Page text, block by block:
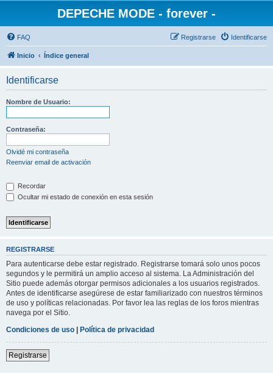
DEPECHE MODE - forever -
FAQ Identificarse
Registrarse
Inicio Índice general
Identificarse
Nombre de Usuario:
Contraseña:
Olvidé mi contraseña
Reenviar email de activación
Recordar
Ocultar mi estado de conexión en esta sesión
REGISTRARSE
Para autenticarse debe estar registrado. Registrarse tomará solo unos pocos
segundos y le permitirá un amplio acceso al sistema. La Administración del
Sitio puede además otorgar permisos adicionales a los usuarios registrados.
Antes de identificarse asegúrese de estar familiarizado con nuestros términos
de uso y políticas relacionadas. Por favor lea las reglas de los foros mientras
navega por el Sitio.
Condiciones de uso | Política de privacidad
Registrarse